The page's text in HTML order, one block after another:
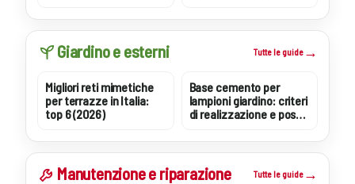
Giardino e esterni Tutte le guide
Migliori reti mimetiche
per terrazze in Italia:
top 6 (2026)
Base cemento per
lampioni giardino: criteri
di realizzazione e posa
Manutenzione e riparazione Tutte le guide